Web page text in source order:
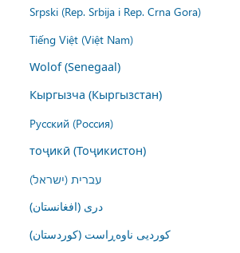
Srpski (Rep. Srbija i Rep. Crna Gora)
Tiếng Việt (Việt Nam)
Wolof (Senegaal)
Кыргызча (Кыргызстан)
Русский (Россия)
тоҷикӣ (Тоҷикистон)
עברית (ישראל)
درى (افغانستان)
کوردیی ناوەڕاست (کوردستان)